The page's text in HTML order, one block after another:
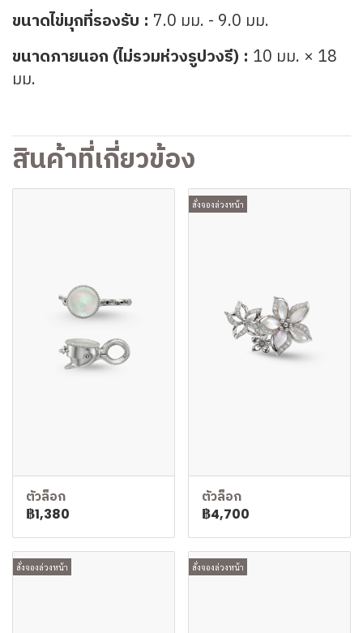
ขนาดไข่มุกที่รองรับ : 7.0 มม. - 9.0 มม.
ขนาดภายนอก (ไม่รวมห่วงรูปวงรี) : 10 มม. × 18
มม.
สินค้าที่เกี่ยวข้อง
ตัวล็อก
฿1,380
สั่งจองล่วงหน้า
ตัวล็อก
฿4,700
สั่งจองล่วงหน้า สั่งจองล่วงหน้า